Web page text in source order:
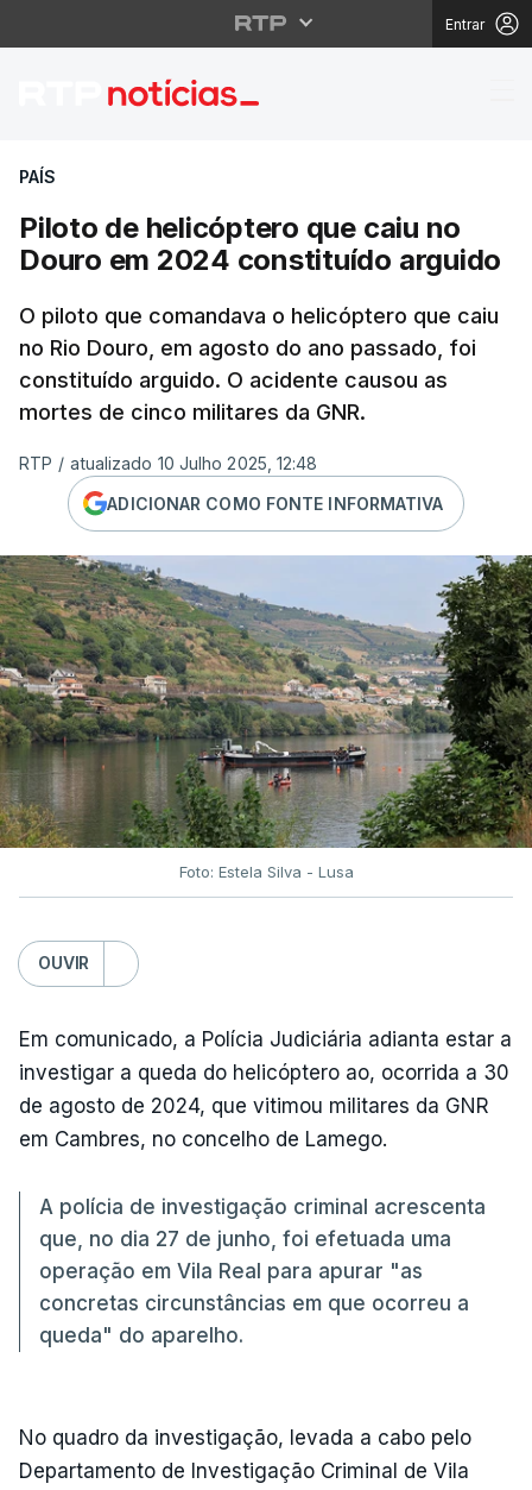
Entrar
Piloto de helicóptero
PAÍS
Piloto de helicóptero que caiu no
Douro em 2024 constituído arguido
O piloto que comandava o helicóptero que caiu
no Rio Douro, em agosto do ano passado, foi
constituído arguido. O acidente causou as
mortes de cinco militares da GNR.
RTP / atualizado 10 Julho 2025, 12:48
ADICIONAR COMO FONTE INFORMATIVA
Foto: Estela Silva - Lusa
OUVIR
Em comunicado, a Polícia Judiciária adianta estar a
investigar a queda do helicóptero ao, ocorrida a 30
de agosto de 2024, que vitimou militares da GNR
em Cambres, no concelho de Lamego.
A polícia de investigação criminal acrescenta
que, no dia 27 de junho, foi efetuada uma
operação em Vila Real para apurar "as
concretas circunstâncias em que ocorreu a
queda" do aparelho.
No quadro da investigação, levada a cabo pelo
Departamento de Investigação Criminal de Vila